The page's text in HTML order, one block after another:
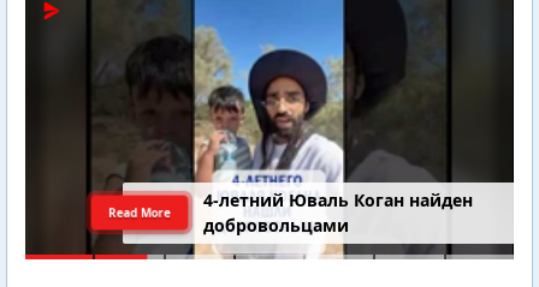
4-летний Юваль Коган найден
добровольцами
Read More